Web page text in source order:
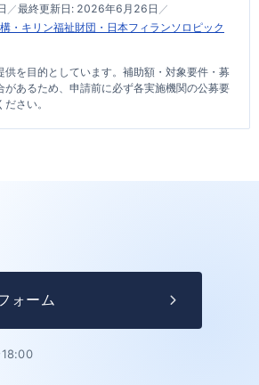
／最終更新日: 2026年6月26日 ／
・キリン福祉財団・日本フィランソロピック
供を目的としています。補助額・対象要件・募
があるため、申請前に必ず各実施機関の公募要
さい。
ォーム